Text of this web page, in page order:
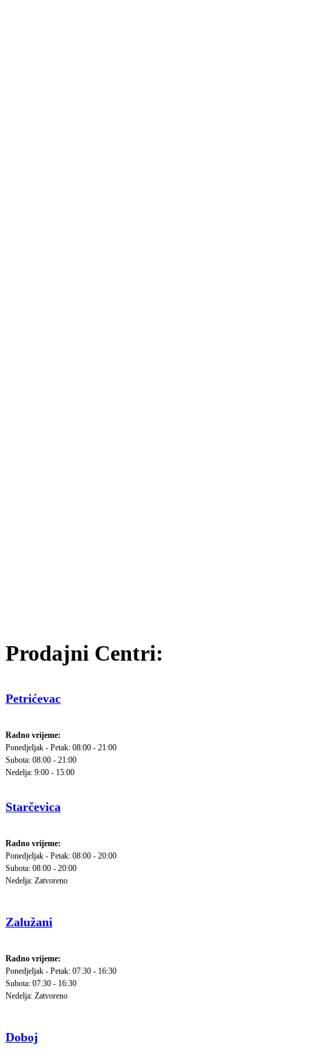
Prodajni Centri:
Petrićevac
Radno vrijeme:
Ponedjeljak - Petak: 08:00 - 21:00
Subota: 08:00 - 21:00
Nedelja: 9:00 - 15:00
Starčevica
Radno vrijeme:
Ponedjeljak - Petak: 08:00 - 20:00
Subota: 08:00 - 20:00
Nedelja: Zatvoreno
Zalužani
Radno vrijeme:
Ponedjeljak - Petak: 07:30 - 16:30
Subota: 07:30 - 16:30
Nedelja: Zatvoreno
Doboj